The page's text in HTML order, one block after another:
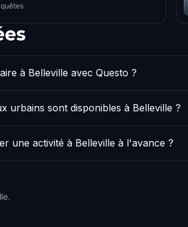
à Belleville avec Questo ?
urbains sont disponibles à Belleville ?
une activité à Belleville à l'avance ?